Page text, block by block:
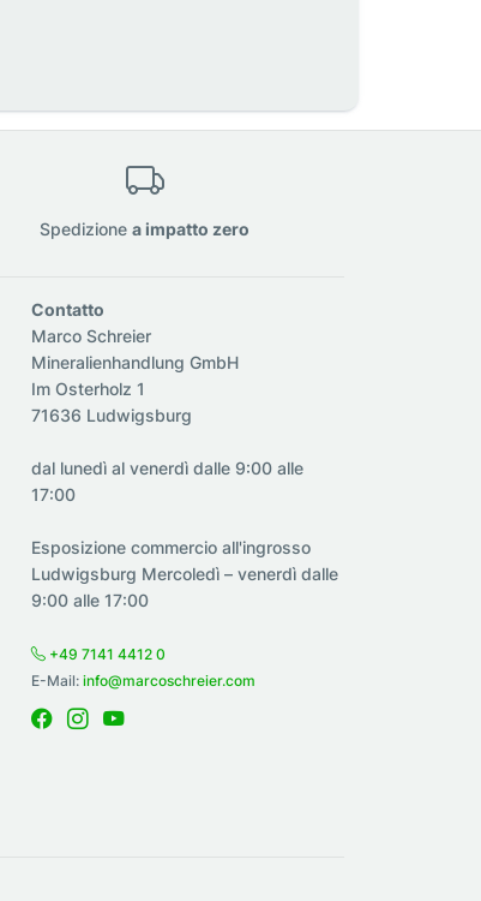
Spedizionea impatto zero
Contatto
Marco Schreier
Mineralienhandlung GmbH
Im Osterholz 1
71636 Ludwigsburg
dal lunedì al venerdì dalle 9:00 alle
17:00
Esposizione commercio all'ingrosso
Ludwigsburg Mercoledì – venerdì dalle
9:00 alle 17:00
+49 7141 4412 0
E-Mail: info@marcoschreier.com